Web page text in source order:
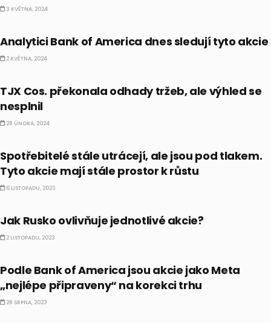
3 KVĚTNA, 2024
Analytici Bank of America dnes sledují tyto akcie
2 KVĚTNA, 2024
TJX Cos. překonala odhady tržeb, ale výhled se
nesplnil
28 ÚNORA, 2024
Spotřebitelé stále utrácejí, ale jsou pod tlakem.
Tyto akcie mají stále prostor k růstu
6 LISTOPADU, 2023
Jak Rusko ovlivňuje jednotlivé akcie?
2 LISTOPADU, 2023
Podle Bank of America jsou akcie jako Meta
„nejlépe připraveny“ na korekci trhu
28 SRPNA, 2023